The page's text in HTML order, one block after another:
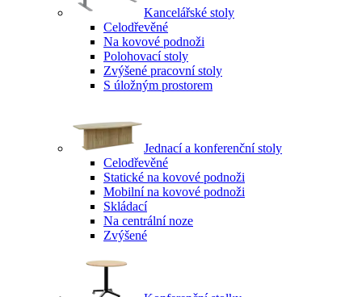
Kancelářské stoly
Celodřevěné
Na kovové podnoži
Polohovací stoly
Zvýšené pracovní stoly
S úložným prostorem
Jednací a konferenční stoly
Celodřevěné
Statické na kovové podnoži
Mobilní na kovové podnoži
Skládací
Na centrální noze
Zvýšené